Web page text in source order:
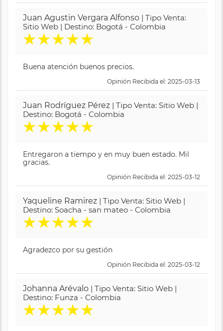
Juan Agustin Vergara Alfonso | Tipo Venta:
Sitio Web | Destino: Bogotá - Colombia
★★★★★
Buena atención buenos precios.
Opinión Recibida el: 2025-03-13
Juan Rodríguez Pérez | Tipo Venta: Sitio Web |
Destino: Bogotá - Colombia
★★★★★
Entregaron a tiempo y en muy buen estado. Mil
gracias.
Opinión Recibida el: 2025-03-12
Yaqueline Ramirez | Tipo Venta: Sitio Web |
Destino: Soacha - san mateo - Colombia
★★★★★
Agradezco por su gestión
Opinión Recibida el: 2025-03-12
Johanna Arévalo | Tipo Venta: Sitio Web |
Destino: Funza - Colombia
★★★★★